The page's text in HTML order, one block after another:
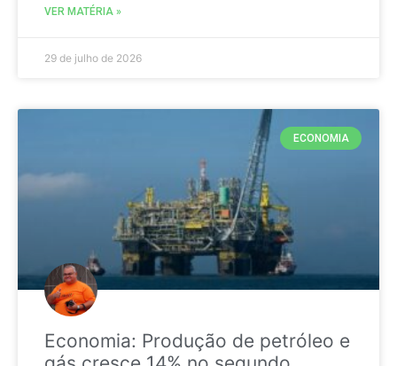
VER MATÉRIA »
29 de julho de 2026
ECONOMIA
Economia: Produção de petróleo e